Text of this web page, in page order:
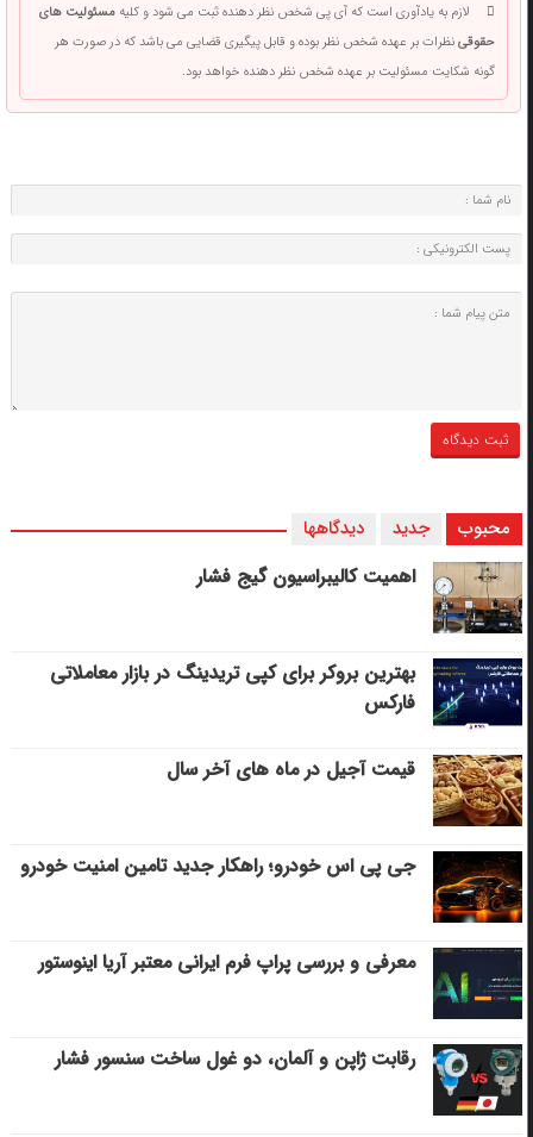
لازم به یادآوری است که آی پی شخص نظر دهنده ثبت می شود و کلیهمسئولیت های
حقوقینظرات بر عهده شخص نظر بوده و قابل پیگیری قضایی می باشد که در صورت هر
گونه شکایت مسئولیت بر عهده شخص نظر دهنده خواهد بود.
محبوب جدید دیدگاهها
اهمیت کالیبراسیون گیج فشار
بهترین بروکر برای کپی‌ تریدینگ در بازار معاملاتی
فارکس
قیمت آجیل در ماه های آخر سال
جی پی اس خودرو؛ راهکار جدید تامین امنیت خودرو
معرفی و بررسی پراپ فرم ایرانی معتبر آریا اینوستور
رقابت ژاپن و آلمان، دو غول ساخت سنسور فشار